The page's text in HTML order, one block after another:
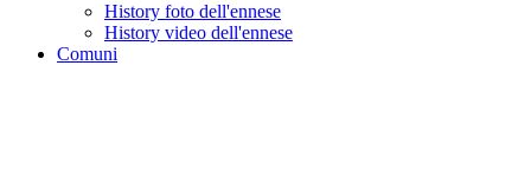
History foto dell'ennese
History video dell'ennese
Comuni